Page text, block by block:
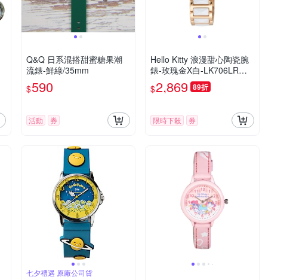
Q&Q 日系混搭甜蜜糖果潮
流錶-鮮綠/35mm
$590
活動 券
Hello Kitty 浪漫甜心陶瓷腕
錶-玫瑰金X白-LK706LRWW
-32mm
$2,869 89折
限時下殺 券
七夕禮遇 原廠公司貨